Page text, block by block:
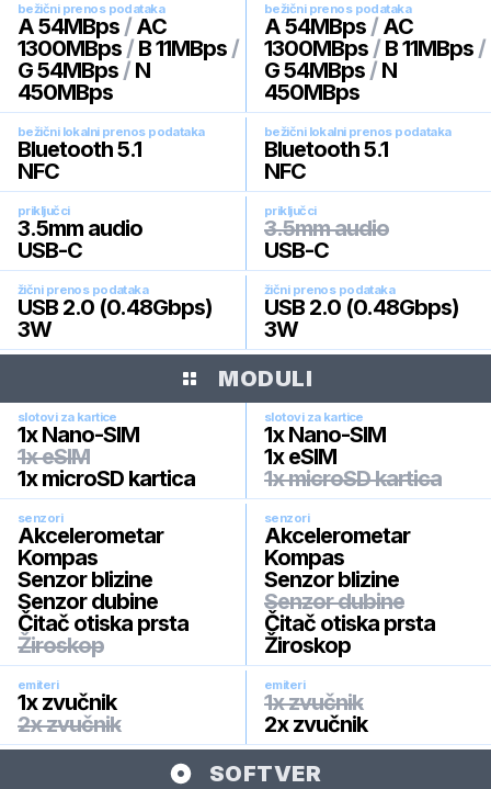
bežični prenos podataka
A 54MBps / AC
1300MBps / B 11MBps /
G 54MBps / N
450MBps
bežični prenos podataka
A 54MBps / AC
1300MBps / B 11MBps /
G 54MBps / N
450MBps
bežični lokalni prenos podataka
Bluetooth 5.1
NFC
bežični lokalni prenos podataka
Bluetooth 5.1
NFC
priključci
3.5mm audio
USB-C
priključci
3.5mm audio
USB-C
žični prenos podataka
USB 2.0 (0.48Gbps)
3W
žični prenos podataka
USB 2.0 (0.48Gbps)
3W
MODULI
slotovi za kartice
1x Nano-SIM
1x eSIM
1x microSD kartica
slotovi za kartice
1x Nano-SIM
1x eSIM
1x microSD kartica
senzori
Akcelerometar
Kompas
Senzor blizine
Senzor dubine
Čitač otiska prsta
Žiroskop
senzori
Akcelerometar
Kompas
Senzor blizine
Senzor dubine
Čitač otiska prsta
Žiroskop
emiteri
1x zvučnik
2x zvučnik
emiteri
1x zvučnik
2x zvučnik
SOFTVER